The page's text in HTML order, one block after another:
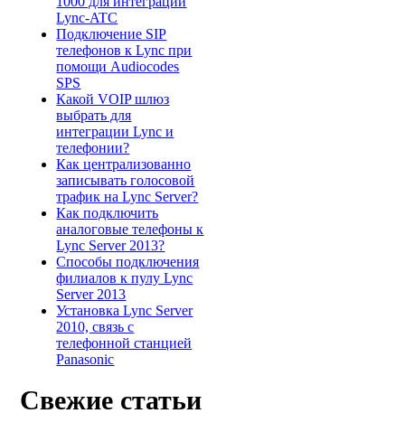
Lync-ATC
Подключение SIP
телефонов к Lync при
помощи Audiocodes
SPS
Какой VOIP шлюз
выбрать для
интеграции Lync и
телефонии?
Как централизованно
записывать голосовой
трафик на Lync Server?
Как подключить
аналоговые телефоны к
Lync Server 2013?
Способы подключения
филиалов к пулу Lync
Server 2013
Установка Lync Server
2010, связь с
телефонной станцией
Panasonic
Свежие статьи